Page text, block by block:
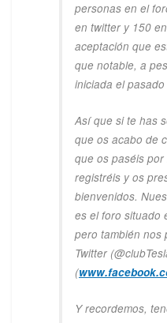
personas en el
en twitter y 150
aceptación que
que notable, a
iniciada el
Así que si te has
que os acabo de
que os paséis
registréis y os
bienvenidos.
es el foro situado
pero también nos
Twitter
(
Y recordemos,